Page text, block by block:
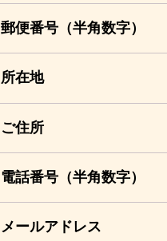
郵便番号 （半角数字）
所在地
ご住所
電話番号 （半角数字）
メールアドレス